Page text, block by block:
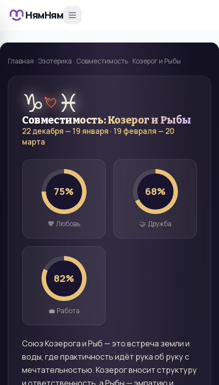
НямНям
Главная · Эзотерика · Совместимость · Козерог и Рыбы
♑💘♓
Совместимость:Козерог и Рыбы
22 декабря — 19 января · 19 февраля — 20
марта
75%
💖 Любовь
68%
🤝 Дружба
82%
💼 Работа
Союз Козерога и Рыб — это встреча земли и
воды, где практичность идёт рука об руку с
мечтательностью. Козерог вносит структуру